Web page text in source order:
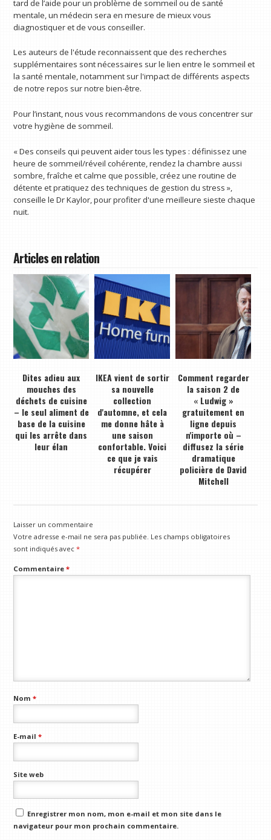
tard de l’aide pour un problème de sommeil ou de santé
mentale, un médecin sera en mesure de mieux vous
diagnostiquer et de vous conseiller.
Les auteurs de l'étude reconnaissent que des recherches
supplémentaires sont nécessaires sur le lien entre le sommeil et
la santé mentale, notamment sur l'impact de différents aspects
de notre repos sur notre bien-être.
Pour l’instant, nous vous recommandons de vous concentrer sur
votre hygiène de sommeil.
« Des conseils qui peuvent aider tous les types : définissez une
heure de sommeil/réveil cohérente, rendez la chambre aussi
sombre, fraîche et calme que possible, créez une routine de
détente et pratiquez des techniques de gestion du stress »,
conseille le Dr Kaylor, pour profiter d'une meilleure sieste chaque
nuit.
Articles en relation
Dites adieu aux
mouches des
déchets de cuisine
– le seul aliment de
base de la cuisine
qui les arrête dans
leur élan
IKEA vient de sortir
sa nouvelle
collection
d'automne, et cela
me donne hâte à
une saison
confortable. Voici
ce que je vais
récupérer
Comment regarder
la saison 2 de
« Ludwig »
gratuitement en
ligne depuis
n'importe où –
diffusez la série
dramatique
policière de David
Mitchell
Laisser un commentaire
Votre adresse e-mail ne sera pas publiée. Les champs obligatoires
sont indiqués avec*
Commentaire*
Nom*
E-mail*
Site web
Enregistrer mon nom, mon e-mail et mon site dans le
navigateur pour mon prochain commentaire.